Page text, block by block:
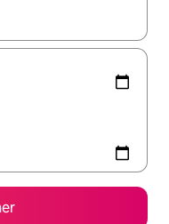
les flèches vers le